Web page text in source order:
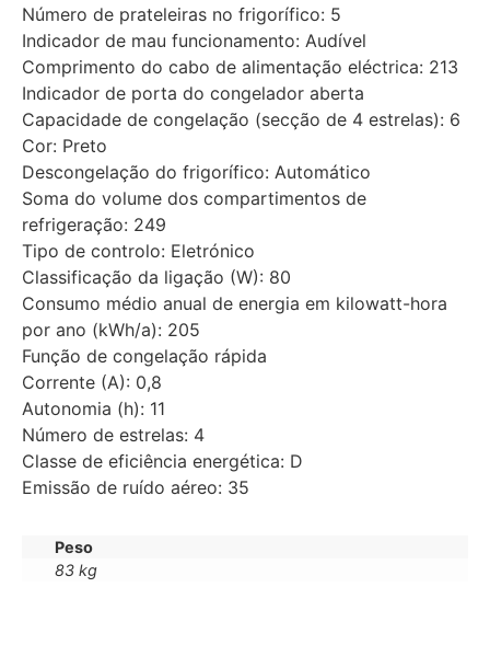
Número de prateleiras no frigorífico: 5
Indicador de mau funcionamento: Audível
Comprimento do cabo de alimentação eléctrica: 213
Indicador de porta do congelador aberta
Capacidade de congelação (secção de 4 estrelas): 6
Cor: Preto
Descongelação do frigorífico: Automático
Soma do volume dos compartimentos de
refrigeração: 249
Tipo de controlo: Eletrónico
Classificação da ligação (W): 80
Consumo médio anual de energia em kilowatt-hora
por ano (kWh/a): 205
Função de congelação rápida
Corrente (A): 0,8
Autonomia (h): 11
Número de estrelas: 4
Classe de eficiência energética: D
Emissão de ruído aéreo: 35
Peso
83 kg